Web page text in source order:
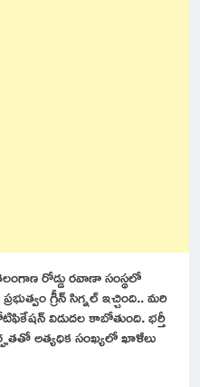
రోడ్డు రవాణా సంస్థలో
గ్రీన్ సిగ్నల్ ఇచ్చింది.. మరి
విడుదల కాబోతుంది. భర్తీ
అత్యధిక సంఖ్యలో ఖాళీలు